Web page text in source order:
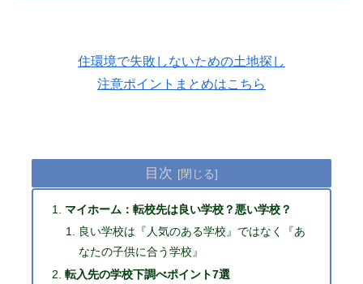
住環境で失敗しないための土地探し
注意ポイントまとめはこちら
目次
マイホーム：転校先は良い学校？悪い学校？
良い学校は『人気のある学校』ではなく『あ
なたの子供に合う学校』
転入先の学校下調べポイント7選